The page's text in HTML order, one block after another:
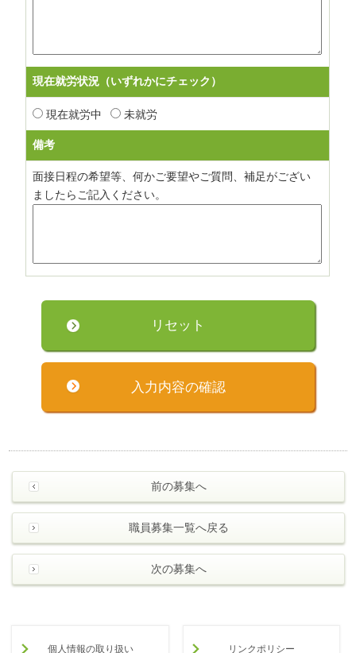
現在就労状況（いずれかにチェック）
現在就労中 未就労
備考
面接日程の希望等、何かご要望やご質問、補足がござい
ましたらご記入ください。
前の募集へ
職員募集一覧へ戻る
次の募集へ
個人情報の取り扱い リンクポリシー